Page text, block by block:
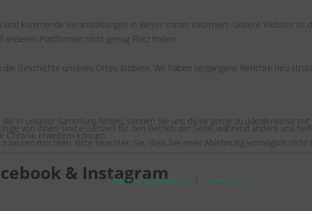
kommende Veranstaltungen in Weyer immer informiert. Unsere Website ist
Plattformen nicht genug Platz finden.
die Geschichte unseres Ortes stöbern. Wir haben vergangene Berichte neu
in unserer Sammlung fehlen, senden Sie uns diese gerne zu (idealerweise mit
Chronik erweitern können.
& Instagram
von ihnen sind essenziell für den Betrieb der Seite, während andere uns
möchten. Bitte beachten Sie, dass bei einer Ablehnung womöglich
Datenschutzerklärung | Impressum